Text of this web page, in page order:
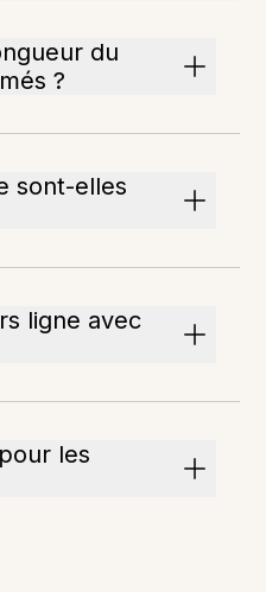
du
?
sont-elles
ligne avec
les